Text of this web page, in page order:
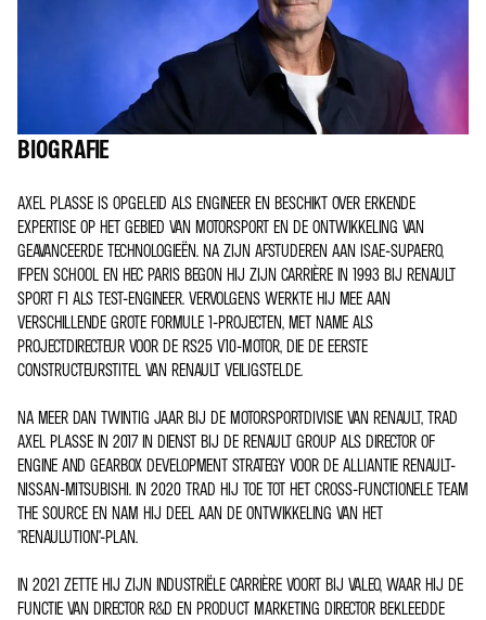
BIOGRAFIE
AXEL PLASSE IS OPGELEID ALS ENGINEER EN BESCHIKT OVER ERKENDE
EXPERTISE OP HET GEBIED VAN MOTORSPORT EN DE ONTWIKKELING VAN
GEAVANCEERDE TECHNOLOGIEËN. NA ZIJN AFSTUDEREN AAN ISAE-SUPAERO,
IFPEN SCHOOL EN HEC PARIS BEGON HIJ ZIJN CARRIÈRE IN 1993 BIJ RENAULT
SPORT F1 ALS TEST-ENGINEER. VERVOLGENS WERKTE HIJ MEE AAN
VERSCHILLENDE GROTE FORMULE 1-PROJECTEN, MET NAME ALS
PROJECTDIRECTEUR VOOR DE RS25 V10-MOTOR, DIE DE EERSTE
CONSTRUCTEURSTITEL VAN RENAULT VEILIGSTELDE.
NA MEER DAN TWINTIG JAAR BIJ DE MOTORSPORTDIVISIE VAN RENAULT, TRAD
AXEL PLASSE IN 2017 IN DIENST BIJ DE RENAULT GROUP ALS DIRECTOR OF
ENGINE AND GEARBOX DEVELOPMENT STRATEGY VOOR DE ALLIANTIE RENAULT-
NISSAN-MITSUBISHI. IN 2020 TRAD HIJ TOE TOT HET CROSS-FUNCTIONELE TEAM
THE SOURCE EN NAM HIJ DEEL AAN DE ONTWIKKELING VAN HET
"RENAULUTION"-PLAN.
IN 2021 ZETTE HIJ ZIJN INDUSTRIËLE CARRIÈRE VOORT BIJ VALEO, WAAR HIJ DE
FUNCTIE VAN DIRECTOR R&D EN PRODUCT MARKETING DIRECTOR BEKLEEDDE